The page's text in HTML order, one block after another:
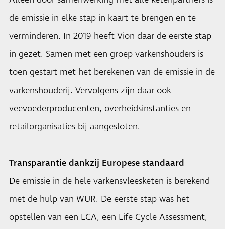
de emissie in elke stap in kaart te brengen en te
verminderen. In 2019 heeft Vion daar de eerste stap
in gezet. Samen met een groep varkenshouders is
toen gestart met het berekenen van de emissie in de
varkenshouderij. Vervolgens zijn daar ook
veevoederproducenten, overheidsinstanties en
retailorganisaties bij aangesloten.
Transparantie dankzij Europese standaard
De emissie in de hele varkensvleesketen is berekend
met de hulp van WUR. De eerste stap was het
opstellen van een LCA, een Life Cycle Assessment,